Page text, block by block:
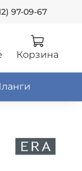
97-09-67
Корзина